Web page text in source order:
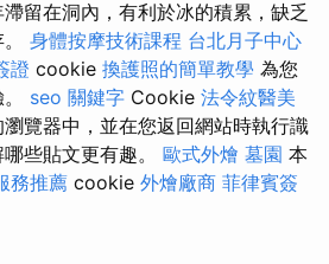
留在洞內，有利於冰的積累，缺乏
身體按摩技術課程 台北月子中心
證 cookie 換護照的簡單教學 為您
seo 關鍵字 Cookie 法令紋醫美
覽器中，並在您返回網站時執行識
些貼文更有趣。 歐式外燴 墓園 本
務推薦 cookie 外燴廠商 菲律賓簽